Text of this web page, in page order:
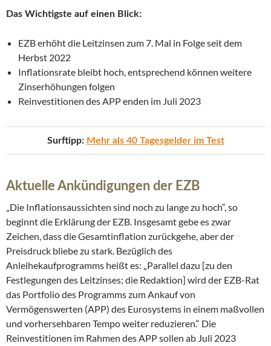
Das Wichtigste auf einen Blick:
EZB erhöht die Leitzinsen zum 7. Mal in Folge seit dem
Herbst 2022
Inflationsrate bleibt hoch, entsprechend können weitere
Zinserhöhungen folgen
Reinvestitionen des APP enden im Juli 2023
Surftipp: Mehr als 40 Tagesgelder im Test
Aktuelle Ankündigungen der EZB
„Die Inflationsaussichten sind noch zu lange zu hoch“, so
beginnt die Erklärung der EZB. Insgesamt gebe es zwar
Zeichen, dass die Gesamtinflation zurückgehe, aber der
Preisdruck bliebe zu stark. Bezüglich des
Anleihekaufprogramms heißt es: „Parallel dazu [zu den
Festlegungen des Leitzinses; die Redaktion] wird der EZB-Rat
das Portfolio des Programms zum Ankauf von
Vermögenswerten (APP) des Eurosystems in einem maßvollen
und vorhersehbaren Tempo weiter reduzieren.“ Die
Reinvestitionen im Rahmen des APP sollen ab Juli 2023